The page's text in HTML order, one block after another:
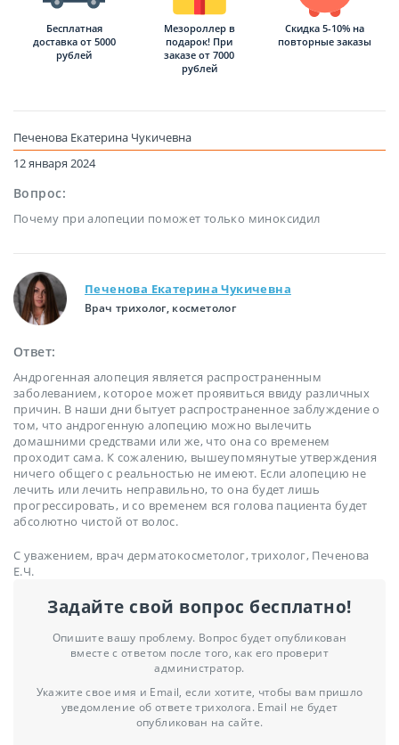
Бесплатная
доставка от 5000
рублей
Мезороллер в
подарок! При
заказе от 7000
рублей
Скидка 5-10% на
повторные заказы
Печенова Екатерина Чукичевна
12 января 2024
Вопрос:
Почему при алопеции поможет только миноксидил
Печенова Екатерина Чукичевна
Врач трихолог, косметолог
Ответ:
Андрогенная алопеция является распространенным
заболеванием, которое может проявиться ввиду различных
причин. В наши дни бытует распространенное заблуждение о
том, что андрогенную алопецию можно вылечить
домашними средствами или же, что она со временем
проходит сама. К сожалению, вышеупомянутые утверждения
ничего общего с реальностью не имеют. Если алопецию не
лечить или лечить неправильно, то она будет лишь
прогрессировать, и со временем вся голова пациента будет
абсолютно чистой от волос.
С уважением, врач дерматокосметолог, трихолог, Печенова
Е.Ч.
Задайте свой вопрос бесплатно!
Опишите вашу проблему. Вопрос будет опубликован
вместе с ответом после того, как его проверит
администратор.
Укажите свое имя и Email, если хотите, чтобы вам пришло
уведомление об ответе трихолога. Email не будет
опубликован на сайте.